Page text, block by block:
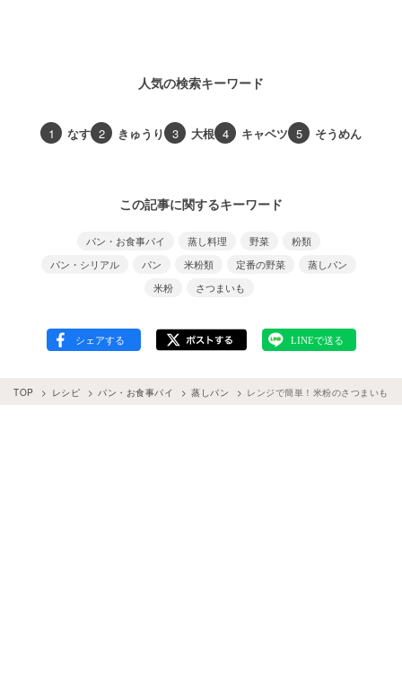
人気の検索キーワード
1 なす 2 きゅうり 3 大根 4 キャベツ 5 そうめん
この記事に関するキーワード
パン・お食事パイ 蒸し料理 野菜
粉類
パン・シリアル
パン 米粉類 定番の野菜
蒸しパン
米粉
さつまいも
TOP レシピ パン・お食事パイ 蒸しパン レンジで簡単！米粉のさつまいも蒸